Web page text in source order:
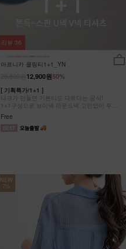
아르니카 쿨링티1+1_YN
50%
12,900원
[ 기획특가/1+1 ]
나크가 만들면 기본티도 다르다는 공식!
1+1구성으로 브이넥 라운드넥 고민없이 두장
다 챙겨가세요
Free
리뷰 36
NEW
7%